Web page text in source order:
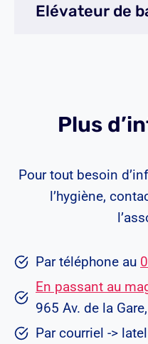
Elévateur de
Plus
Pour tout besoin
l’hygiène,
Par téléphone au
En passant au
965 Av. de la
Par courriel ->